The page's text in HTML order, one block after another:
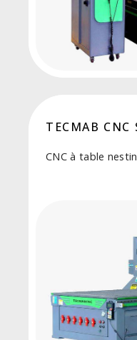
TECMAB CNC
CNC à table